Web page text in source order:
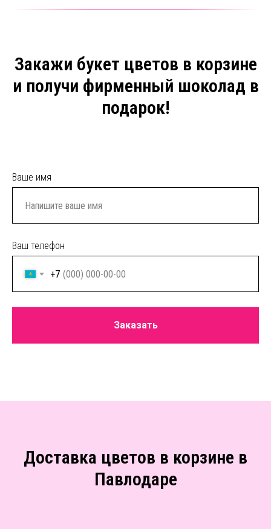
Закажи букет цветов в корзине
и получи фирменный шоколад в
подарок!
Ваше имя
Ваш телефон
+7
Заказать
Доставка цветов в корзине в
Павлодаре